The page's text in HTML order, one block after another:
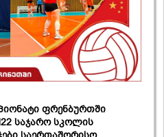
ფრენბურთში
საჯარო სკოლის